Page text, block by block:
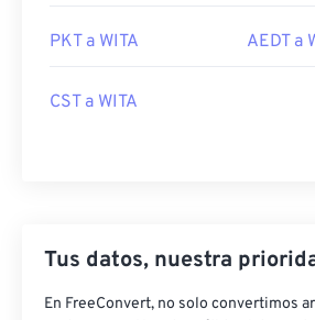
PKT a WITA AEDT a
CST a WITA
Tus datos, nuestra
En FreeConvert, no solo convertimos